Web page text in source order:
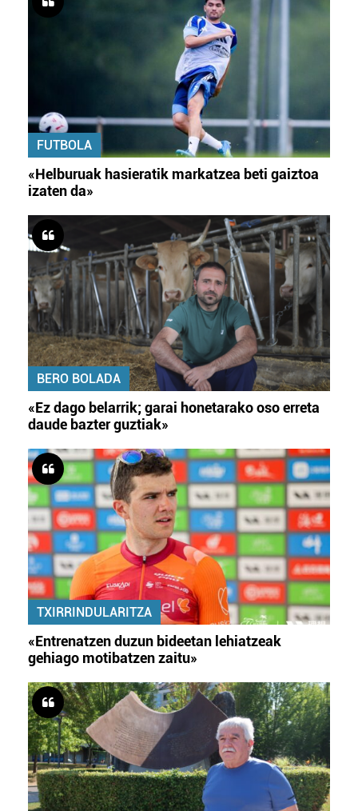
FUTBOLA
«Helburuak hasieratik markatzea beti gaiztoa
izaten da»
BERO BOLADA
«Ez dago belarrik; garai honetarako oso erreta
daude bazter guztiak»
TXIRRINDULARITZA
«Entrenatzen duzun bideetan lehiatzeak
gehiago motibatzen zaitu»